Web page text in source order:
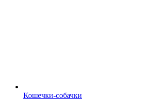
Кошечки-собачки